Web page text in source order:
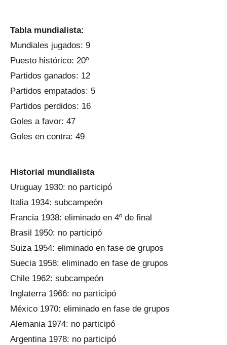
Tabla mundialista:
Mundiales jugados: 9
Puesto histórico: 20º
Partidos ganados: 12
Partidos empatados: 5
Partidos perdidos: 16
Goles a favor: 47
Goles en contra: 49
Historial mundialista
Uruguay 1930: no participó
Italia 1934: subcampeón
Francia 1938: eliminado en 4º de final
Brasil 1950: no participó
Suiza 1954: eliminado en fase de grupos
Suecia 1958: eliminado en fase de grupos
Chile 1962: subcampeón
Inglaterra 1966: no participó
México 1970: eliminado en fase de grupos
Alemania 1974: no participó
Argentina 1978: no participó